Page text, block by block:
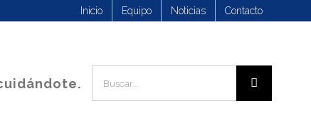
Inicio Equipo Noticias Contacto